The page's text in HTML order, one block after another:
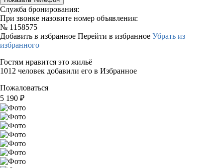
Служба бронирования:
При звонке назовите номер объявления:
№ 1158575
Добавить в избранное Перейти в избранное Убрать из
избранного
Гостям нравится это жильё
1012 человек добавили его в Избранное
Пожаловаться
5 190 ₽